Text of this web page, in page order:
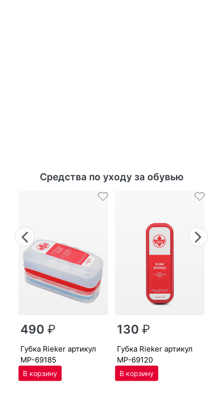
Средства по уходу за обувью
Previous
490₽
губ­ка Ri­eker артикул
MP-69185
130₽
губ­ка Ri­eker артикул
MP-69120